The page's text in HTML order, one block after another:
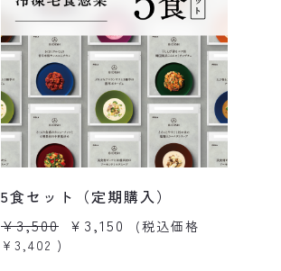
5食セット（定期購入）
¥3,500 ¥3,150
(税込価格
¥3,402 )